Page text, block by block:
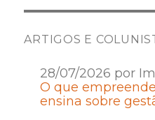
ARTIGOS E
28/07/2026 por
O que
ensina sobre